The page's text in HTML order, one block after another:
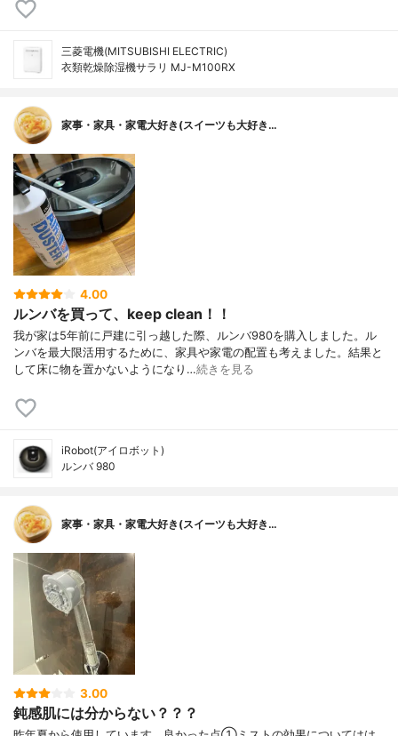
三菱電機(MITSUBISHI ELECTRIC)
衣類乾燥除湿機サラリ MJ-M100RX
家事・家具・家電大好き(スイーツも大好き…
4.00
ルンバを買って、keep clean！！
我が家は5年前に戸建に引っ越した際、ルンバ980を購入しました。ル
ンバを最大限活用するために、家具や家電の配置も考えました。結果と
して床に物を置かないようになり…続きを見る
iRobot(アイロボット)
ルンバ 980
家事・家具・家電大好き(スイーツも大好き…
3.00
鈍感肌には分からない？？？